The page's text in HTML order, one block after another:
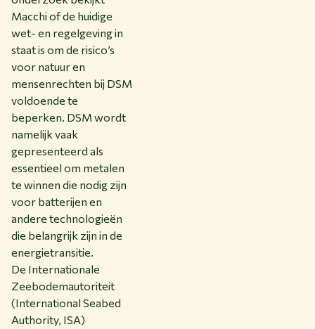
Macchi of de huidige
wet- en regelgeving in
staat is om de risico’s
voor natuur en
mensenrechten bij DSM
voldoende te
beperken. DSM wordt
namelijk vaak
gepresenteerd als
essentieel om metalen
te winnen die nodig zijn
voor batterijen en
andere technologieën
die belangrijk zijn in de
energietransitie.
De Internationale
Zeebodemautoriteit
(International Seabed
Authority, ISA)